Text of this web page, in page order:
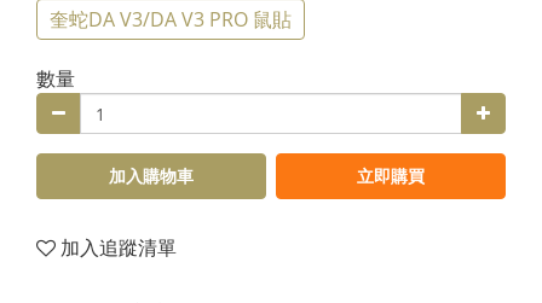
奎蛇DA V3/DA V3 PRO 鼠貼
數量
加入購物車 立即購買
加入追蹤清單